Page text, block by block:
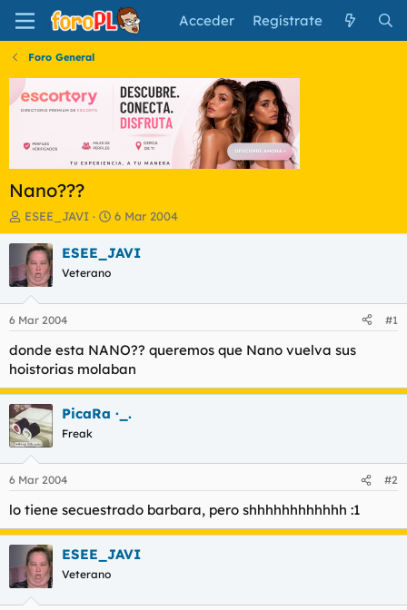
Acceder Regístrate
Foro General
Nano???
I
n
i
c
i
a
d
o
r
d
e
l
t
e
m
a
ESEE_JAVI
F
e
c
i
n
c
i
o
6 Mar 2004
ESEE_JAVI
Veterano
6 Mar 2004 #1
donde esta NANO?? queremos que Nano vuelva sus
hoistorias molaban
PicaRa ·_.
Freak
6 Mar 2004 #2
lo tiene secuestrado barbara, pero shhhhhhhhhhhh :1
ESEE_JAVI
Veterano